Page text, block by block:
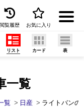
閲覧履歴 お気に入り
一覧
リスト カード 表
覧 日産 ライトバンの